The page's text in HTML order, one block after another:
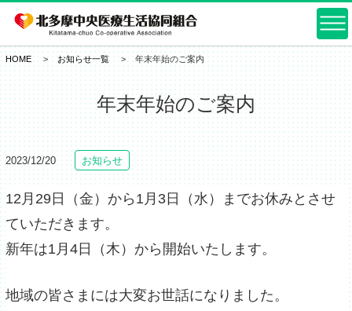
HOME お知らせ一覧 年末年始のご案内
年末年始のご案内
2023/12/20 お知らせ
12月29日（金）から1月3日（水）までお休みとさせ
ていただきます。
新年は1月4日（木）から開始いたします。
地域の皆さまには大変お世話になりました。